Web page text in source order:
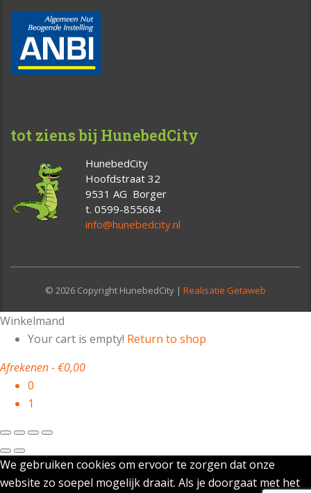
tot ziens bij HunebedCity
HunebedCity
Hoofdstraat 32
9531 AG Borger
t. 0599-855684
info@hunebedcity.nl
© 2026 Copyright HunebedCity | Realisatie Getaweb
Winkelmand
Your cart is empty! Return to shop
Afrekenen-€0,00
0
1
We gebruiken cookies om ervoor te zorgen dat onze
website zo soepel mogelijk draait. Als je doorgaat met het